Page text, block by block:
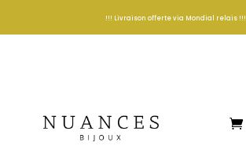
!!! Livraison offerte via Mondial relais !!!